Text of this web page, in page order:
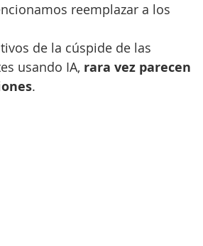
reemplazar a los
de la cúspide de las
usando IA, rara vez parecen
.